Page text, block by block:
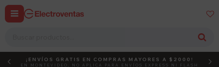
 
ACTIVÁ EL CÓDIGO
¡ENVÍOS GRATIS EN COMPRAS MAYORES A $2000!
EN MONTEVIDEO, NO APLICA PARA ENVÍOS EXPRESS NI FLASH